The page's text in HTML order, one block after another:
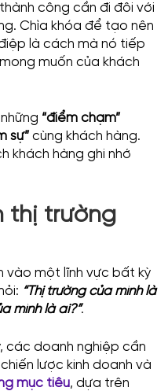
công cần đi đôi với
Chìa khóa để tạo nên
là cách mà nó tiếp
muốn của khách
“điểm chạm”
sự” cùng khách hàng.
khách hàng ghi nhớ
thị trường
vào một lĩnh vực bất kỳ
“Thị trường của mình là
mình là ai?”.
các doanh nghiệp cần
lược kinh doanh và
mục tiêu, dựa trên